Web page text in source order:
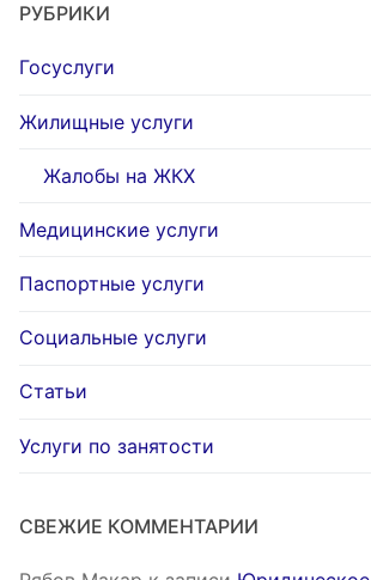
РУБРИКИ
Госуслуги
Жилищные услуги
Жалобы на ЖКХ
Медицинские услуги
Паспортные услуги
Социальные услуги
Статьи
Услуги по занятости
СВЕЖИЕ КОММЕНТАРИИ